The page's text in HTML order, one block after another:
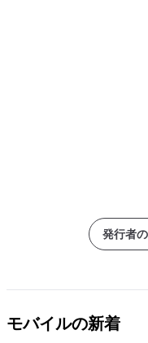
発行者
モバイルの新着